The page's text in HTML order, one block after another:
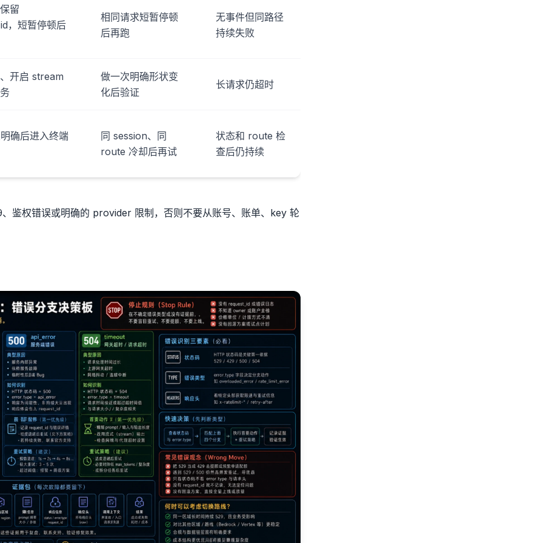
留
，短暂停顿后
相同请求短暂停顿
后再跑
无事件但同路径
持续失败
开启 stream
做一次明确形状变
化后验证
长请求仍超时
确后进入终端
同 session、同
route 冷却后再试
状态和 route 检
查后仍持续
鉴权错误或明确的 provider 限制，否则不要从账号、账单、key 轮